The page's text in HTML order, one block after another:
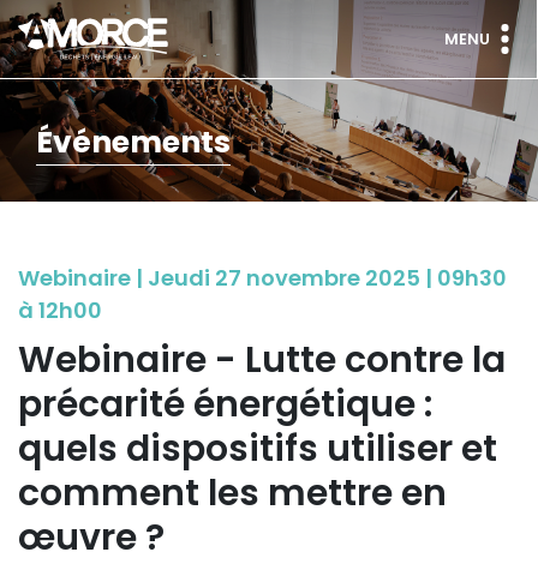
MENU
Événements
Webinaire | Jeudi 27 novembre 2025 | 09h30
à 12h00
Webinaire - Lutte contre la
précarité énergétique :
quels dispositifs utiliser et
comment les mettre en
œuvre ?